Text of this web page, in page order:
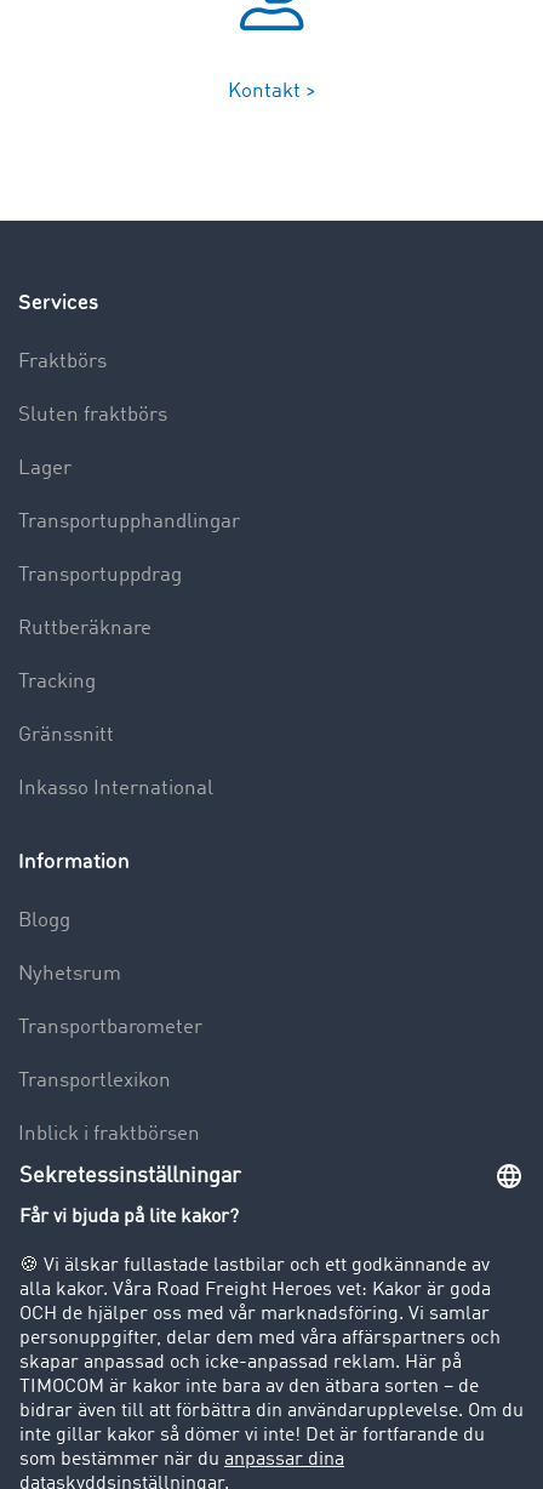
Kontakt >
Services
Fraktbörs
Sluten fraktbörs
Lager
Transportupphandlingar
Transportuppdrag
Ruttberäknare
Tracking
Gränssnitt
Inkasso International
Information
Blogg
Nyhetsrum
Transportbarometer
Transportlexikon
Inblick i fraktbörsen
Körförbud för lastbilar
Företag
Kunder värvar kunder
Success Stories
Support
Support